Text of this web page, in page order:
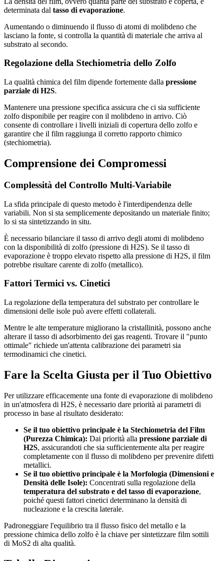
determinata dal tasso di evaporazione.
Aumentando o diminuendo il flusso di atomi di molibdeno che
lasciano la fonte, si controlla la quantità di materiale che arriva al
substrato al secondo.
Regolazione della Stechiometria dello Zolfo
La qualità chimica del film dipende fortemente dalla pressione
parziale di H2S.
Mantenere una pressione specifica assicura che ci sia sufficiente
zolfo disponibile per reagire con il molibdeno in arrivo. Ciò
consente di controllare i livelli iniziali di copertura dello zolfo e
garantire che il film raggiunga il corretto rapporto chimico
(stechiometria).
Comprensione dei Compromessi
Complessità del Controllo Multi-Variabile
La sfida principale di questo metodo è l'interdipendenza delle
variabili. Non si sta semplicemente depositando un materiale finito;
lo si sta sintetizzando in situ.
È necessario bilanciare il tasso di arrivo degli atomi di molibdeno
con la disponibilità di zolfo (pressione di H2S). Se il tasso di
evaporazione è troppo elevato rispetto alla pressione di H2S, il film
potrebbe risultare carente di zolfo (metallico).
Fattori Termici vs. Cinetici
La regolazione della temperatura del substrato per controllare le
dimensioni delle isole può avere effetti collaterali.
Mentre le alte temperature migliorano la cristallinità, possono anche
alterare il tasso di adsorbimento dei gas reagenti. Trovare il "punto
ottimale" richiede un'attenta calibrazione dei parametri sia
termodinamici che cinetici.
Fare la Scelta Giusta per il Tuo Obiettivo
Per utilizzare efficacemente una fonte di evaporazione di molibdeno
in un'atmosfera di H2S, è necessario dare priorità ai parametri di
processo in base al risultato desiderato:
Se il tuo obiettivo principale è la Stechiometria del Film
(Purezza Chimica): Dai priorità alla pressione parziale di
H2S, assicurandoti che sia sufficientemente alta per reagire
completamente con il flusso di molibdeno per prevenire difetti
metallici.
Se il tuo obiettivo principale è la Morfologia (Dimensioni e
Densità delle Isole): Concentrati sulla regolazione della
temperatura del substrato e del tasso di evaporazione,
poiché questi fattori cinetici determinano la densità di
nucleazione e la crescita laterale.
Padroneggiare l'equilibrio tra il flusso fisico del metallo e la
pressione chimica dello zolfo è la chiave per sintetizzare film sottili
di MoS2 di alta qualità.